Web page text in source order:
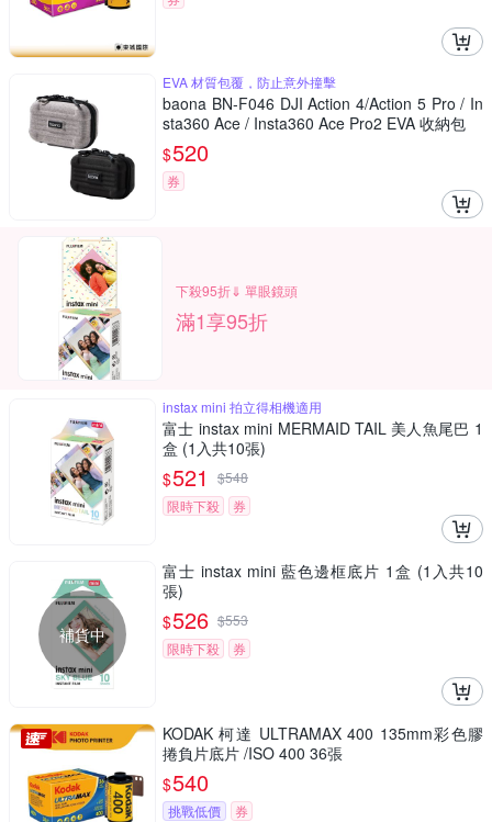
EVA 材質包覆，防止意外撞擊
baona BN-F046 DJI Action 4/Action 5 Pro / In
sta360 Ace / Insta360 Ace Pro2 EVA 收納包
$520
券
下殺95折⇓ 單眼鏡頭
滿1享95折
instax mini 拍立得相機適用
富士 instax mini MERMAID TAIL 美人魚尾巴 1
盒 (1入共10張)
$521 $548
限時下殺
券
補貨中
富士 instax mini 藍色邊框底片 1盒 (1入共10
張)
$526 $553
限時下殺
券
KODAK 柯達 ULTRAMAX 400 135mm彩色膠
捲負片底片 /ISO 400 36張
$540
挑戰低價 券